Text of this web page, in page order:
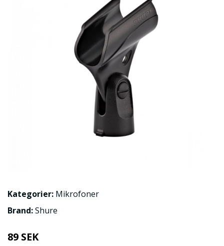
Kategorier: Mikrofoner
Brand:Shure
89 SEK